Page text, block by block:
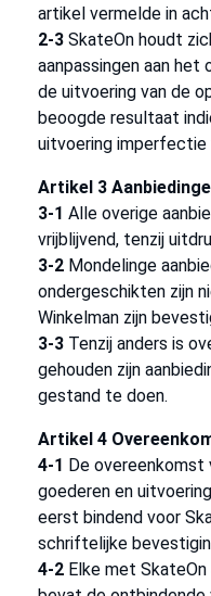
artikel vermelde in
2-3 SkateOn houdt
aanpassingen aan
de uitvoering van de
beoogde resultaat
uitvoering imperfectie
Artikel 3
3-1 Alle overige
vrijblijvend, tenzij
3-2 Mondelinge
ondergeschikten zijn
Winkelman zijn
3-3 Tenzij anders is
gehouden zijn
gestand te doen.
Artikel 4
4-1 De overeenkomst
goederen en
eerst bindend voor
schriftelijke
4-2 Elke met